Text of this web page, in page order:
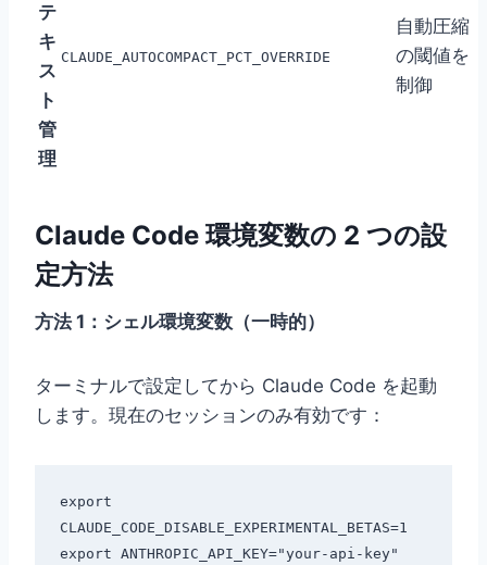
テ
キ
ス
ト
管
理
CLAUDE_AUTOCOMPACT_PCT_OVERRIDE
自動圧縮
の閾値を
制御
Claude Code 環境変数の 2 つの設
定方法
方法 1：シェル環境変数（一時的）
ターミナルで設定してから Claude Code を起動
します。現在のセッションのみ有効です：
export
CLAUDE_CODE_DISABLE_EXPERIMENTAL_BETAS=1
export ANTHROPIC_API_KEY="your-api-key"